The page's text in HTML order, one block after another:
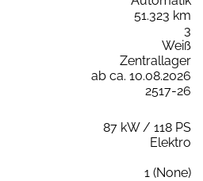
51.323 km
3
Weiß
Zentrallager
ab ca. 10.08.2026
2517-26
87 kW / 118 PS
Elektro
1 (None)